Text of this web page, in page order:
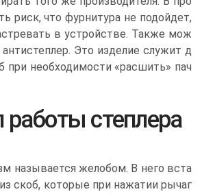
риск, что фурнитура не подойдет,
в устройстве. Также мож
антистеплер. Это изделие служит д
при необходимости «расшить» пач
работы степлера
называется желобом. В него вста
скоб, которые при нажатии рычаг